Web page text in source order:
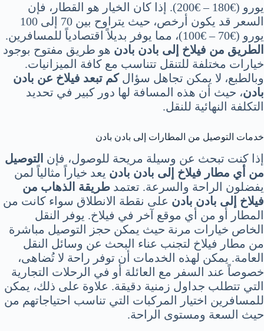
يورو (€180 – €200). إذا كان الخيار هو القطار، فإن
السعر قد يكون أرخص، حيث يتراوح بين 70 إلى 100
يورو (€70 – €100)، مما يوفر بديلاً اقتصادياً للمسافرين.
الطريق من فيلاخ إلى بادن بادن هو طريق مفتوح بوجود
خيارات مختلفة للتنقل تتناسب مع كافة الميزانيات.
وبالطبع، لا يمكن تجاهل سؤالكم تبعد فيلاخ عن بادن
بادن، حيث أن هذه المسافة لها دور كبير في تحديد
التكلفة النهائية للنقل.
خدمات التوصيل من المطارات إلى بادن بادن
إذا كنت تبحث عن وسيلة مريحة للوصول، فإن التوصيل
من أي مطار فيلاخ إلى بادن بادن يعد خياراً مثالياً لمن
يفضلون الراحة والسرعة. تعتمد طريقة الذهاب من
فيلاخ إلى بادن بادن على نقطة الانطلاق سواء كانت من
المطار أو من أي موقع آخر في فيلاخ. يوفر النقل
الخاص خيارات مرنة حيث يمكن حجز التوصيل مباشرة
من مطار فيلاخ لتجنب عناء البحث عن وسائل النقل
العامة. يمكن لهذه الخدمات أن توفر راحة لا تُضاهى،
خصوصاً عند السفر مع العائلة أو في الرحلات التجارية
التي تتطلب جداول زمنية دقيقة. علاوة على ذلك، يمكن
للمسافرين اختيار المركبات التي تناسب احتياجاتهم من
حيث السعة ومستوى الراحة.